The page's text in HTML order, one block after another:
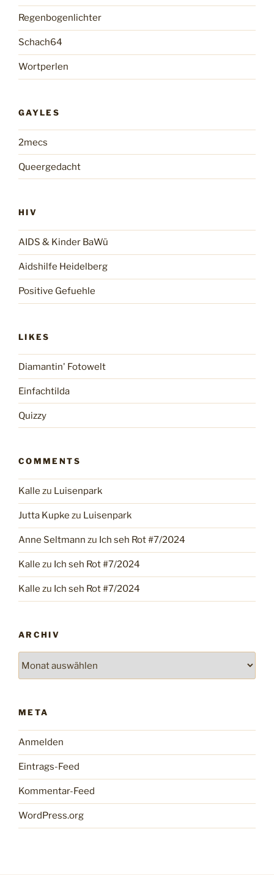
Regenbogenlichter
Schach64
Wortperlen
GAYLES
2mecs
Queergedacht
HIV
AIDS & Kinder BaWü
Aidshilfe Heidelberg
Positive Gefuehle
LIKES
Diamantin' Fotowelt
Einfachtilda
Quizzy
COMMENTS
Kalle zu Luisenpark
Jutta Kupke zu Luisenpark
Anne Seltmann zu Ich seh Rot #7/2024
Kalle zu Ich seh Rot #7/2024
Kalle zu Ich seh Rot #7/2024
ARCHIV
META
Anmelden
Eintrags-Feed
Kommentar-Feed
WordPress.org